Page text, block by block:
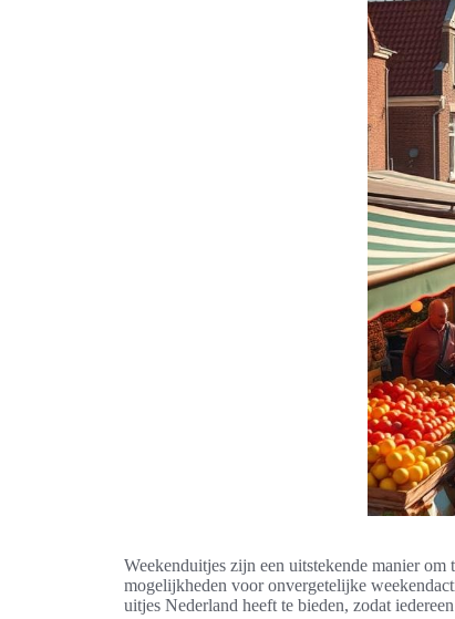
Weekenduitjes zijn een uitstekende manier
mogelijkheden voor onvergetelijke
uitjes Nederland heeft te bieden, zodat